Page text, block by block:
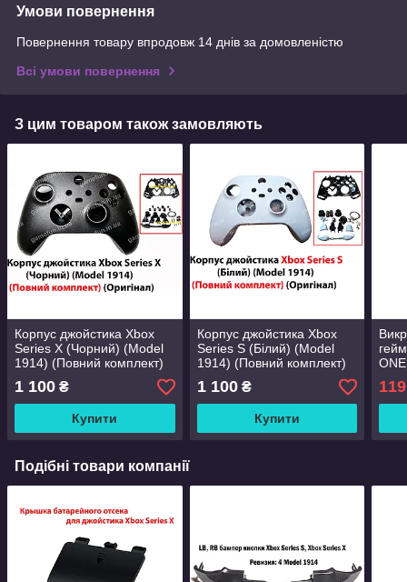
Умови повернення
Повернення товару впродовж 14 днів за домовленістю
Всі умови повернення
З цим товаром також замовляють
Корпус джойстика Xbox
Series X (Чорний) (Model
1914) (Повний комплект)
(Оригінал)
1 100 ₴
Купити
Корпус джойстика Xbox
Series S (Білий) (Model
1914) (Повний комплект)
(Оригінал)
1 100₴
Купити
119
Подібні товари компанії